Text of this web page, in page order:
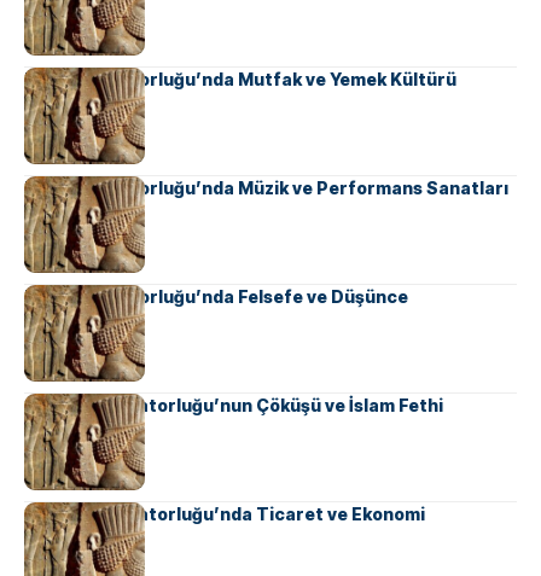
Pers İmparatorluğu’nda Mutfak ve Yemek Kültürü
Pers İmparatorluğu’nda Müzik ve Performans Sanatları
Pers İmparatorluğu’nda Felsefe ve Düşünce
Sasani İmparatorluğu’nun Çöküşü ve İslam Fethi
Sasani İmparatorluğu’nda Ticaret ve Ekonomi